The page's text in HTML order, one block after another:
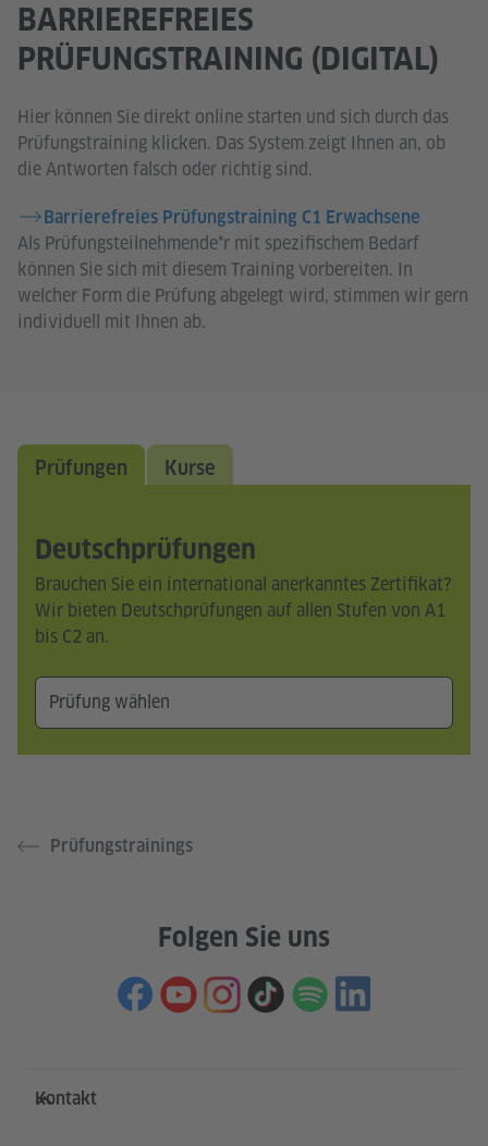
BARRIEREFREIES
PRÜFUNGSTRAINING (DIGITAL)
Hier können Sie direkt online starten und sich durch das
Prüfungstraining klicken. Das System zeigt Ihnen an, ob
die Antworten falsch oder richtig sind.
Barrierefreies Prüfungstraining C1 Erwachsene
Als Prüfungsteilnehmende*r mit spezifischem Bedarf
können Sie sich mit diesem Training vorbereiten. In
welcher Form die Prüfung abgelegt wird, stimmen wir gern
individuell mit Ihnen ab.
Prüfungen Kurse
Deutschprüfungen
Brauchen Sie ein international anerkanntes Zertifikat?
Wir bieten Deutschprüfungen auf allen Stufen von A1
bis C2 an.
Prüfungstrainings
Folgen Sie uns
Service- und Informationsbereich
Kontakt